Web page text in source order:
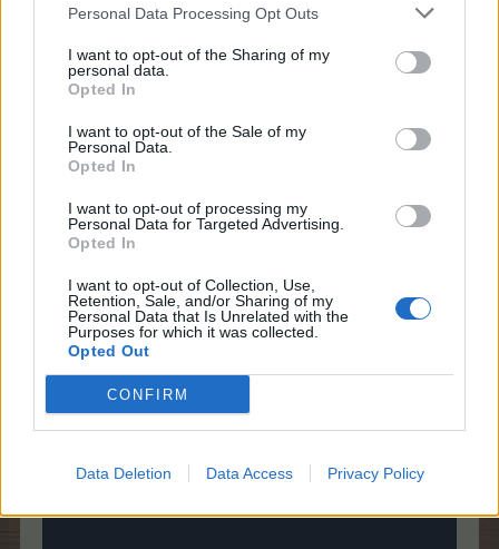
Personal Data Processing Opt Outs
I want to opt-out of the Sharing of my
personal data.
Opted In
I want to opt-out of the Sale of my
Personal Data.
Opted In
I want to opt-out of processing my
Personal Data for Targeted Advertising.
Opted In
I want to opt-out of Collection, Use,
Retention, Sale, and/or Sharing of my
Personal Data that Is Unrelated with the
Purposes for which it was collected.
Opted Out
CONFIRM
Data Deletion Data Access Privacy Policy
Ese amigo del alma, Lito Vitale
16 Junio 2025